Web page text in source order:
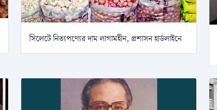
সিলেটে নিত্যপণ্যের দাম লাগামহীন, প্রশাসন হার্ডলাইনে